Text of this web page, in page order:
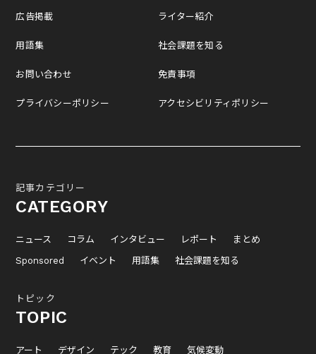
広告掲載
用語集
お問い合わせ
プライバシーポリシー
ライター紹介
社会課題を知る
免責事項
アクセシビリティポリシー
記事カテゴリー
CATEGORY
ニュース コラム インタビュー レポート
まとめ
Sponsored
イベント 用語集 社会課題を知る
トピック
TOPIC
アート デザイン テック 教育 気候変動